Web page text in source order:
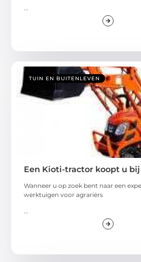
...
TUIN EN BUITENLEVEN
Een Kioti-tractor koopt u
Wanneer u op zoek bent naar een
werktuigen voor agrariërs
...